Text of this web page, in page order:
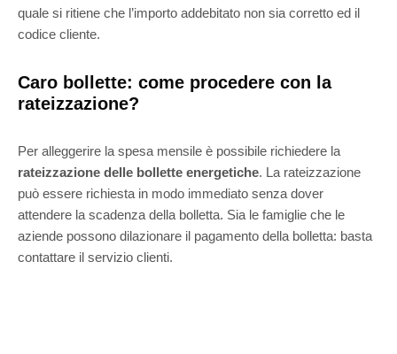
quale si ritiene che l’importo addebitato non sia corretto ed il
codice cliente.
Caro bollette: come procedere con la
rateizzazione?
Per alleggerire la spesa mensile è possibile richiedere la
rateizzazione delle bollette energetiche. La rateizzazione
può essere richiesta in modo immediato senza dover
attendere la scadenza della bolletta. Sia le famiglie che le
aziende possono dilazionare il pagamento della bolletta: basta
contattare il servizio clienti.